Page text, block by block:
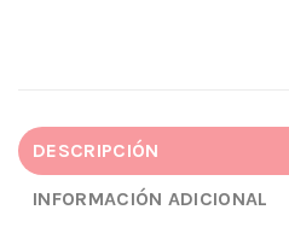
DESCRIPCIÓN
INFORMACIÓN ADICIONAL